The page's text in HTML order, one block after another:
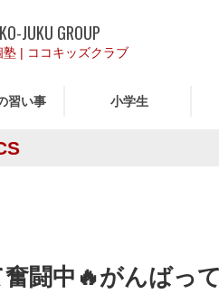
JUKU GROUP
塾 | ココキッズクラブ
習い事 小学生
闘中🔥がんばっ